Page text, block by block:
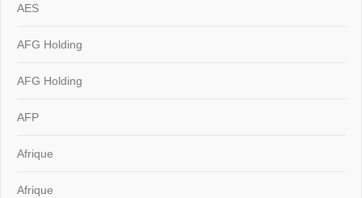
AES
AFG Holding
AFG Holding
AFP
Afrique
Afrique